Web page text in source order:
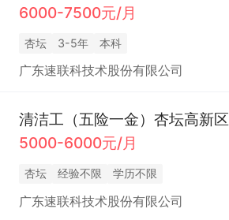
6000-7500元/月
杏坛 3-5年 本科
广东速联科技术股份有限公司
清洁工（五险一金）杏坛高新区
5000-6000元/月
杏坛 经验不限 学历不限
广东速联科技术股份有限公司